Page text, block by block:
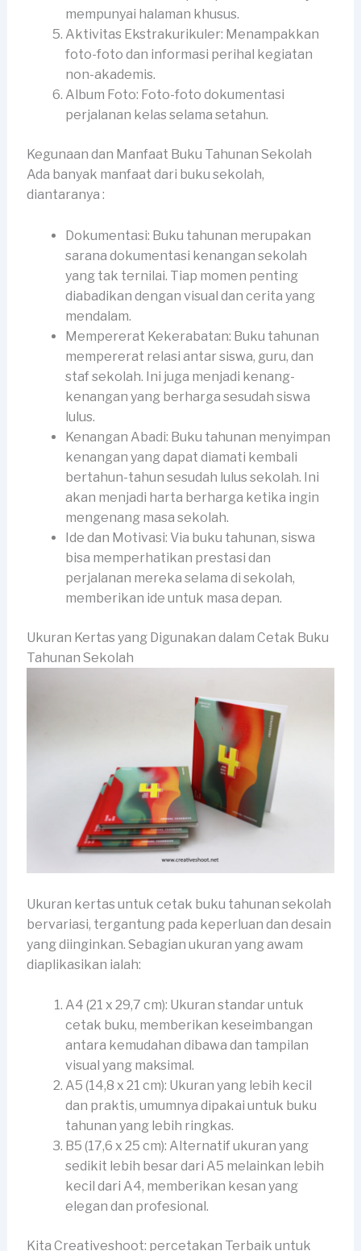
mempunyai halaman khusus.
Aktivitas Ekstrakurikuler: Menampakkan
foto-foto dan informasi perihal kegiatan
non-akademis.
Album Foto: Foto-foto dokumentasi
perjalanan kelas selama setahun.
Kegunaan dan Manfaat Buku Tahunan Sekolah
Ada banyak manfaat dari buku sekolah,
diantaranya :
Dokumentasi: Buku tahunan merupakan
sarana dokumentasi kenangan sekolah
yang tak ternilai. Tiap momen penting
diabadikan dengan visual dan cerita yang
mendalam.
Mempererat Kekerabatan: Buku tahunan
mempererat relasi antar siswa, guru, dan
staf sekolah. Ini juga menjadi kenang-
kenangan yang berharga sesudah siswa
lulus.
Kenangan Abadi: Buku tahunan menyimpan
kenangan yang dapat diamati kembali
bertahun-tahun sesudah lulus sekolah. Ini
akan menjadi harta berharga ketika ingin
mengenang masa sekolah.
Ide dan Motivasi: Via buku tahunan, siswa
bisa memperhatikan prestasi dan
perjalanan mereka selama di sekolah,
memberikan ide untuk masa depan.
Ukuran Kertas yang Digunakan dalam Cetak Buku
Tahunan Sekolah
Ukuran kertas untuk cetak buku tahunan sekolah
bervariasi, tergantung pada keperluan dan desain
yang diinginkan. Sebagian ukuran yang awam
diaplikasikan ialah:
A4 (21 x 29,7 cm): Ukuran standar untuk
cetak buku, memberikan keseimbangan
antara kemudahan dibawa dan tampilan
visual yang maksimal.
A5 (14,8 x 21 cm): Ukuran yang lebih kecil
dan praktis, umumnya dipakai untuk buku
tahunan yang lebih ringkas.
B5 (17,6 x 25 cm): Alternatif ukuran yang
sedikit lebih besar dari A5 melainkan lebih
kecil dari A4, memberikan kesan yang
elegan dan profesional.
Kita Creativeshoot: percetakan Terbaik untuk